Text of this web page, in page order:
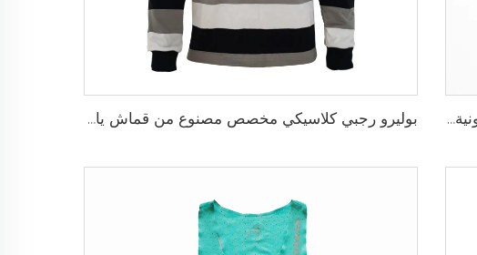
سراويل منافسة الفروسية بتقنية النقاط السيليكونية والتخصيص الكامل لنادي أو شعار شخصي بوليرو رجبي كلاسيكي مخصص مصنوع من قماش يام داي ثقيل الوزن بأكمام طويلة بتصميم رجعي للرجال